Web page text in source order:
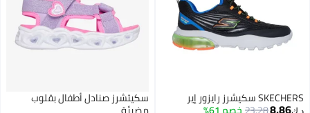
SKECHERS سكيشرز رايزور إير
د.ك‏
سكيتشرز صنادل أطفال بقلوب